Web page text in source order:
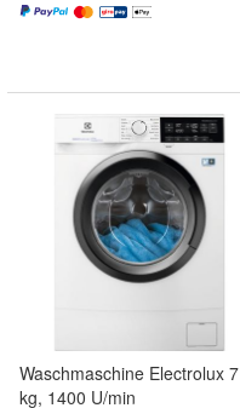
Waschmaschine Electrolux 7
kg, 1400 U/min